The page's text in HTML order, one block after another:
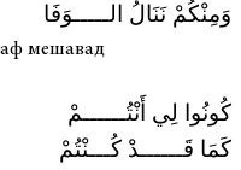
وَمِنْكُمْ نَنَالُ الـــــوَفَا
мешавад
كُونُوا لِي أَنْتُــــــمْ
كَمَا قَــــــدْ كُـــنْتُمْ